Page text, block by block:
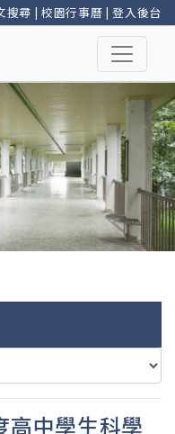
搜尋 | 校園行事曆 |登入後台
高中學生科學